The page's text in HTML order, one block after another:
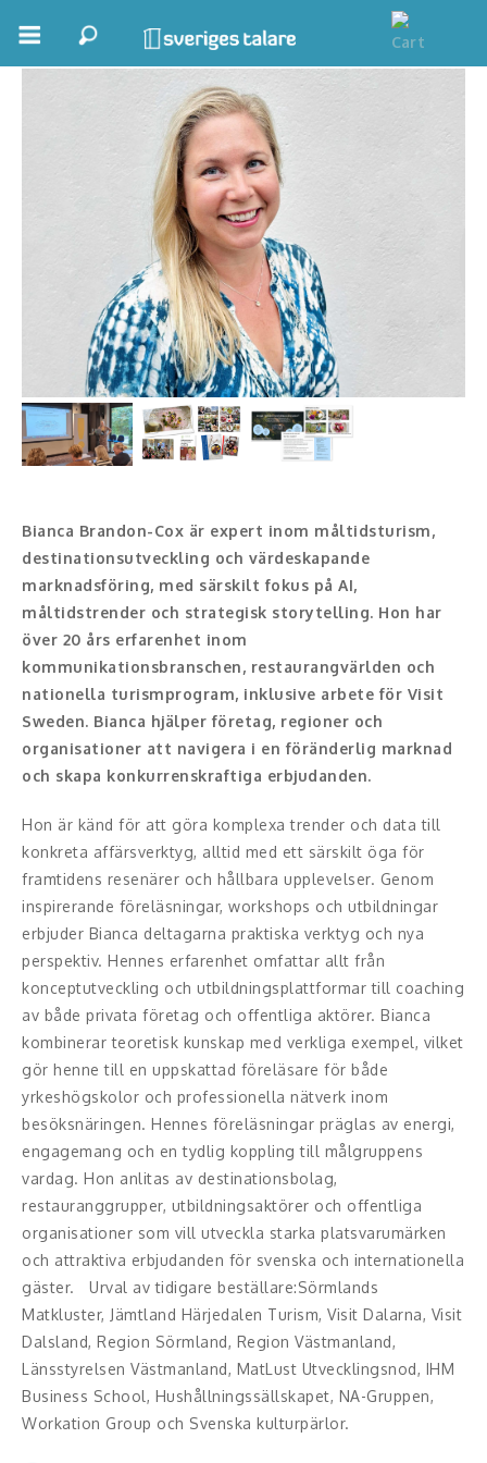
Inspirerande Föreläsare
Personlig utveckling, målsättning
Life Stories & Trivsel
Keynote
Moderator, konferencier
Konferencier
Workshopledare, facilitator
Radio och TV-profiler
Event
Humoristiska föredrag
Ljus och belysning
Komiker
Konst
Middagsunderhållning
Something a Little Different
Underhållning
Affärsnytta
Effektivitet, framgång
Framtid, trender
Försäljning, marknadsföring, service,
kundfokus
Förändring, organisation,
organisationsutveckling
Bianca Brandon-Cox
Bianca Brandon-Cox är expert inom måltidsturism,
destinationsutveckling och värdeskapande
marknadsföring, med särskilt fokus på AI,
måltidstrender och strategisk storytelling. Hon har
över 20 års erfarenhet inom
kommunikationsbranschen, restaurangvärlden och
nationella turismprogram, inklusive arbete för Visit
Sweden. Bianca hjälper företag, regioner och
organisationer att navigera i en föränderlig marknad
och skapa konkurrenskraftiga erbjudanden.
Hon är känd för att göra komplexa trender och data till
konkreta affärsverktyg, alltid med ett särskilt öga för
framtidens resenärer och hållbara upplevelser. Genom
inspirerande föreläsningar, workshops och utbildningar
erbjuder Bianca deltagarna praktiska verktyg och nya
perspektiv. Hennes erfarenhet omfattar allt från
konceptutveckling och utbildningsplattformar till coaching
av både privata företag och offentliga aktörer. Bianca
kombinerar teoretisk kunskap med verkliga exempel, vilket
gör henne till en uppskattad föreläsare för både
yrkeshögskolor och professionella nätverk inom
besöksnäringen. Hennes föreläsningar präglas av energi,
engagemang och en tydlig koppling till målgruppens
vardag. Hon anlitas av destinationsbolag,
restauranggrupper, utbildningsaktörer och offentliga
organisationer som vill utveckla starka platsvarumärken
och attraktiva erbjudanden för svenska och internationella
gäster. Urval av tidigare beställare:Sörmlands
Matkluster, Jämtland Härjedalen Turism, Visit Dalarna, Visit
Dalsland, Region Sörmland, Region Västmanland,
Länsstyrelsen Västmanland, MatLust Utvecklingsnod, IHM
Business School, Hushållningssällskapet, NA-Gruppen,
Workation Group och Svenska kulturpärlor.